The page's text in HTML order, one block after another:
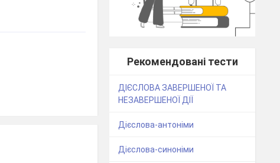
Рекомендовані тести
ДІЄСЛОВА ЗАВЕРШЕНОЇ ТА
НЕЗАВЕРШЕНОЇ ДІЇ
Дієслова-антоніми
Дієслова-синоніми